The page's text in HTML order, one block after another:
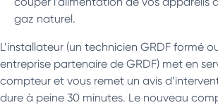
gaz naturel.
L’installateur (un technicien GRDF formé
entreprise partenaire de GRDF) met en
compteur et vous remet un avis
dure à peine 30 minutes. Le nouveau